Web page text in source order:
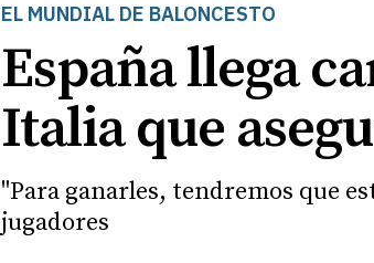
EL MUNDIAL DE BALONCESTO
España llega
Italia que
"Para ganarles, tendremos que
jugadores